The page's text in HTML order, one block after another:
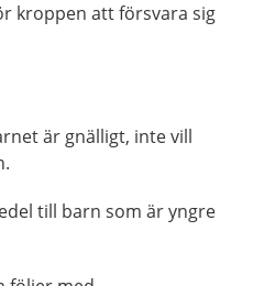
kroppen att försvara sig
är gnälligt, inte vill
till barn som är yngre